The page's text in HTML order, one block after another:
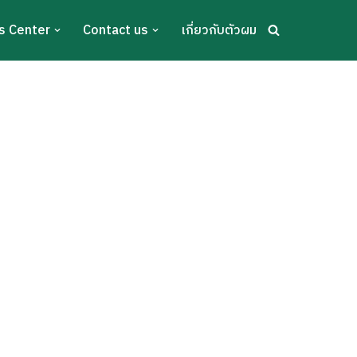
Center Contact us เกี่ยวกับตัวผม